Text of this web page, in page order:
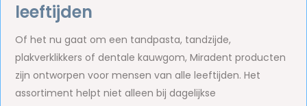
leeftijden
Of het nu gaat om een tandpasta, tandzijde,
plakverklikkers of dentale kauwgom, Miradent producten
zijn ontworpen voor mensen van alle leeftijden. Het
assortiment helpt niet alleen bij dagelijkse